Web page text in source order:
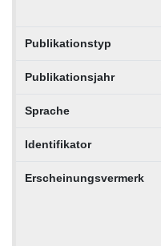
Publikationstyp
Publikationsjahr
Sprache
Identifikator
Erscheinungsvermerk